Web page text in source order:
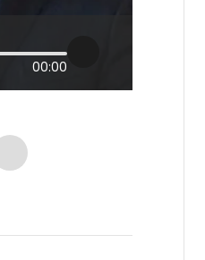
00:00